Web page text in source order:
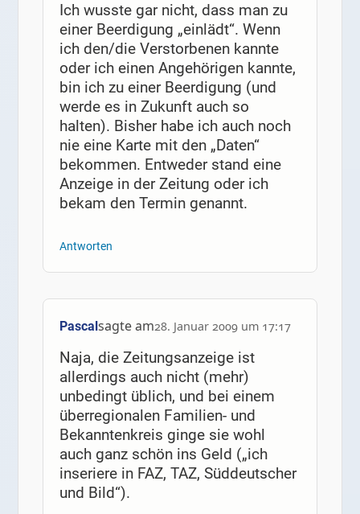
Ich wusste gar nicht, dass man zu
einer Beerdigung „einlädt“. Wenn
ich den/die Verstorbenen kannte
oder ich einen Angehörigen kannte,
bin ich zu einer Beerdigung (und
werde es in Zukunft auch so
halten). Bisher habe ich auch noch
nie eine Karte mit den „Daten“
bekommen. Entweder stand eine
Anzeige in der Zeitung oder ich
bekam den Termin genannt.
Antworten
Pascalsagte am28. Januar 2009 um 17:17
Naja, die Zeitungsanzeige ist
allerdings auch nicht (mehr)
unbedingt üblich, und bei einem
überregionalen Familien- und
Bekanntenkreis ginge sie wohl
auch ganz schön ins Geld („ich
inseriere in FAZ, TAZ, Süddeutscher
und Bild“).